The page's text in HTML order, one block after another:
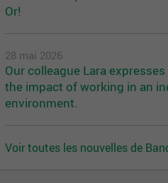
Or!
28 mai 2026
Our colleague Lara
the impact of working in an
environment.
Voir toutes les nouvelles de